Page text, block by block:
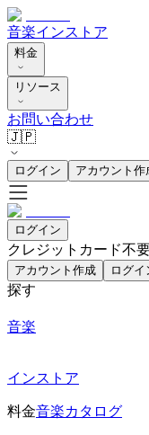
音楽インストア
料金
リソース
お問い合わせ
🇯🇵
ログイン アカウント作
ログイン
クレジットカード不
アカウント作成 ログイ
探す
音楽
インストア
料金音楽カタログ